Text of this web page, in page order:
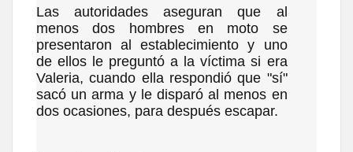
Las autoridades aseguran que al
menos dos hombres en moto se
presentaron al establecimiento y uno
de ellos le preguntó a la víctima si era
Valeria, cuando ella respondió que "sí"
sacó un arma y le disparó al menos en
dos ocasiones, para después escapar.